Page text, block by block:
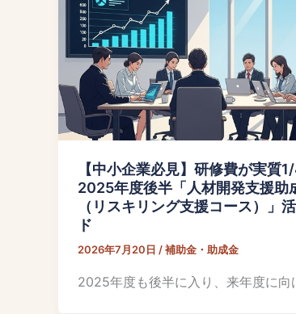
【中小企業必見】研修費が実質1/
2025年度後半「人材開発支援助
（リスキリング支援コース）」
ド
2026年7月20日 /補助金・助成金
2025年度も後半に入り、来年度に